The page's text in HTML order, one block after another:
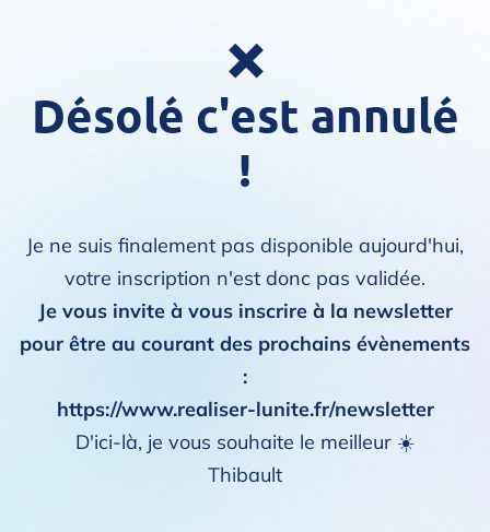
❌
Désolé c'est annulé
!
Je ne suis finalement pas disponible aujourd'hui,
votre inscription n'est donc pas validée.
Je vous invite à vous inscrire à la newsletter
pour être au courant des prochains évènements
:
https://www.realiser-lunite.fr/newsletter
D'ici-là, je vous souhaite le meilleur ☀️
Thibault